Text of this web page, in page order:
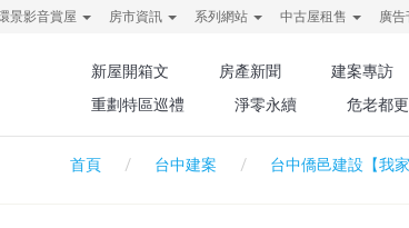
景影音賞屋 房市資訊 系列網站 中古屋租售 廣告
新屋開箱文 房產新聞 建案專訪
重劃特區巡禮
淨零永續 危老都更
首頁 台中建案 台中僑邑建設【我